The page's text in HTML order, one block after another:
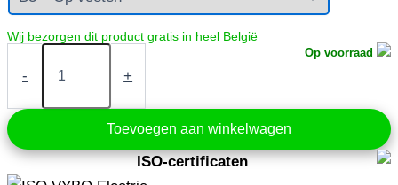
Op voorraad
-
Elektromotor
kW
400V
880
tpm
(1AL80M1-
6)
+
Toevoegen aan winkelwagen
ISO-certificaten